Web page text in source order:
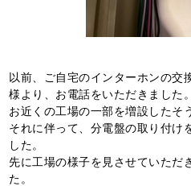
以前、ご自宅のインターホンの交
様より、お電話をいただきました。
お近くの工場の一部を増設したそ
それに伴って、分電盤の取り付け
した。
先に工場の様子を見させていただ
た。